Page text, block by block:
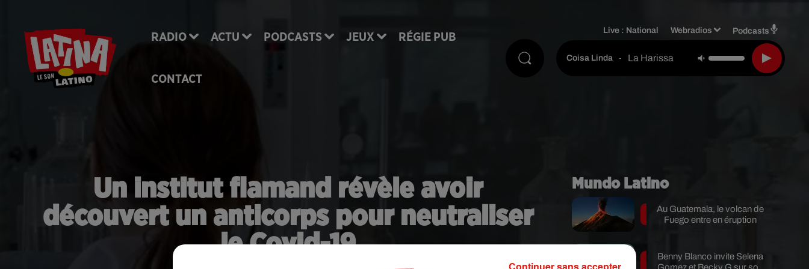
RADIO ACTU PODCASTS JEUX RÉGIE PUB
CONTACT
Live : National Webradios Podcasts
Coisa Linda - La Harissa
Un institut flamand révèle avoir
découvert un anticorps pour neutraliser
le Covid-19
Mundo Latino
Au Guatemala, le volcan de
Fuego entre en éruption
Benny Blanco invite Selena
Gomez et Becky G sur son